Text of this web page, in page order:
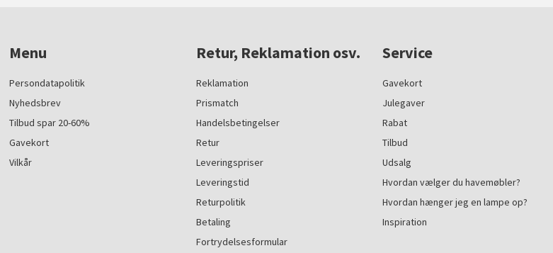
Menu
Persondatapolitik
Nyhedsbrev
Tilbud spar 20-60%
Gavekort
Vilkår
Retur, Reklamation osv.
Reklamation
Prismatch
Handelsbetingelser
Retur
Leveringspriser
Leveringstid
Returpolitik
Betaling
Fortrydelsesformular
Service
Gavekort
Julegaver
Rabat
Tilbud
Udsalg
Hvordan vælger du havemøbler?
Hvordan hænger jeg en lampe op?
Inspiration